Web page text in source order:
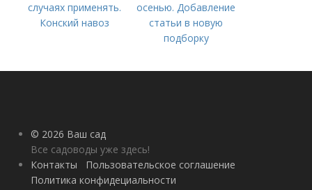
случаях применять.
Конский навоз
осенью. Добавление
статьи в новую
подборку
© 2026 Ваш сад
Все садоводы уже здесь!
Контакты
Пользовательское соглашение
Политика конфидециальности